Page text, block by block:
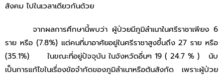
สังคม ไปในเวลาเดียวกันด้วย
จากผลการศึกษานี้พบว่า ผู้ป่วยมีภูมิลําเนาในศรีราชาเพียง 6
ราย หรือ (7.8%) แต่คนที่มาอาศัยอยู่ในศรีราชาสูงขึ้นถึง 27 ราย หรือ
(35.1%) ในขณะที่อยู่ปัจจุบัน ในจังหวัดอื่นๆ 19 ( 24.7 % ) นับ
เป็นการแก้ไขในเรื่องข้อจำกัดของภูมิลําเนาหรือต้นสังกัด เพราะผู้ป่วย